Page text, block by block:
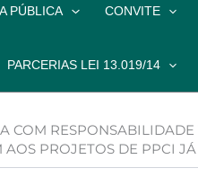
PÚBLICA CONVITE
PARCERIAS LEI 13.019/14
COM
PROJETOS DE PPCI